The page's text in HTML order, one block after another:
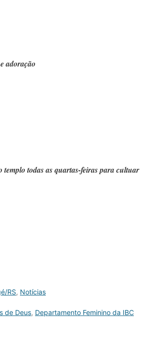
adoração
templo todas as quartas-feiras para cultuar
RS, Notícias
de Deus, Departamento Feminino da IBC